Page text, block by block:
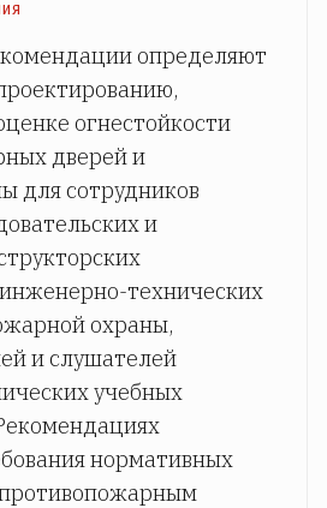
определяют
огнестойкости
дверей и
для сотрудников
и
технических
охраны,
и слушателей
учебных
нормативных